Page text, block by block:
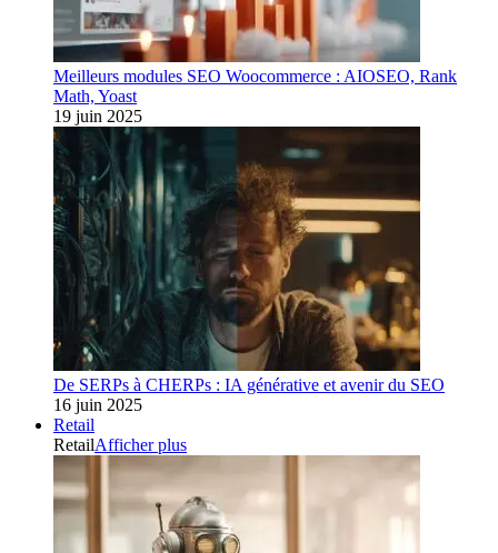
Meilleurs modules SEO Woocommerce : AIOSEO, Rank
Math, Yoast
19 juin 2025
De SERPs à CHERPs : IA générative et avenir du SEO
16 juin 2025
Retail
RetailAfficher plus